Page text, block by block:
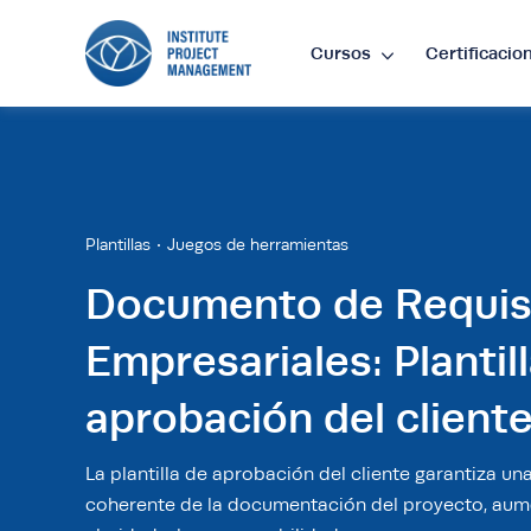
£•GBP
$•SGD
Cursos
Plantillas Juegos de herramientas
Documento de
Empresariales:
aprobación del cliente
La plantilla de aprobación del cliente garantiza
coherente de la documentación del proyecto,